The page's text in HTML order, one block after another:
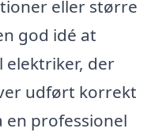
eller større
god idé at
elektriker, der
udført korrekt
professionel